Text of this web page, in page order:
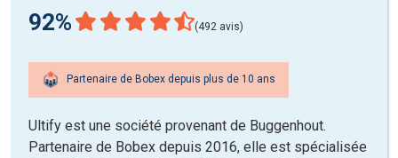
92%
(492 avis)
Partenaire de Bobex depuis plus de 10 ans
Ultify est une société provenant de Buggenhout.
Partenaire de Bobex depuis 2016, elle est spécialisée